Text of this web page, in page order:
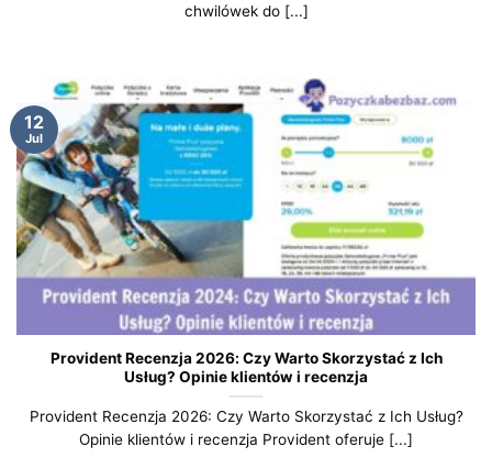
chwilówek do [...]
Provident Recenzja 2026: Czy Warto Skorzystać z Ich
Usług? Opinie klientów i recenzja
Provident Recenzja 2026: Czy Warto Skorzystać z Ich Usług?
Opinie klientów i recenzja Provident oferuje [...]
12
Jul